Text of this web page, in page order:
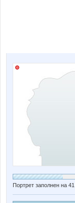
Портрет заполнен на